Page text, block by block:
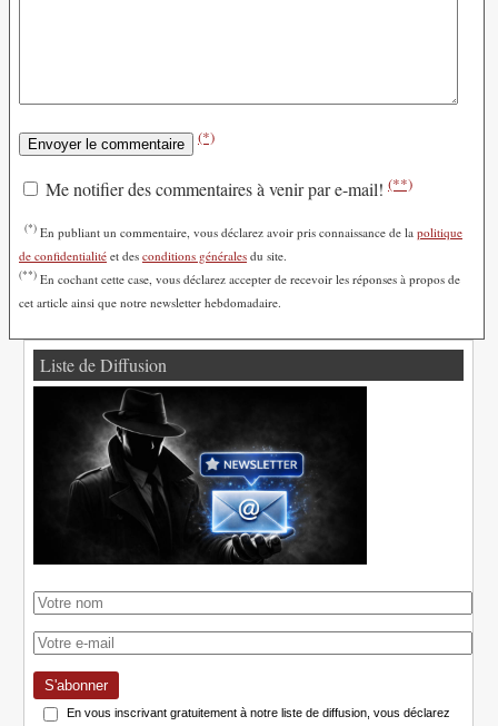
(*)
Me notifier des commentaires à venir par e-mail! (**)
(*) En publiant un commentaire, vous déclarez avoir pris connaissance de la politique
de confidentialité et des conditions générales du site.
(**) En cochant cette case, vous déclarez accepter de recevoir les réponses à propos de
cet article ainsi que notre newsletter hebdomadaire.
Liste de Diffusion
S'abonner
En vous inscrivant gratuitement à notre liste de diffusion, vous déclarez